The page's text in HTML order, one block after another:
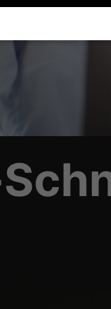
Sie unter 16 Jahre
verwenden Cookies
werden (z. B.
Weitere
finden Sie eine
oder sich weitere
Alle akzeptieren